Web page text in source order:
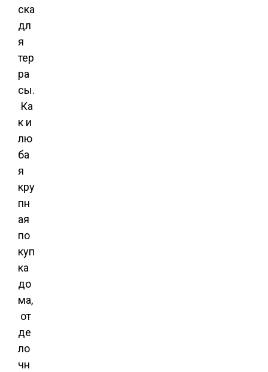
ска
дл
я
тер
ра
сы.
Ка
к и
лю
ба
я
кру
пн
ая
по
куп
ка
до
ма,
от
де
ло
чн